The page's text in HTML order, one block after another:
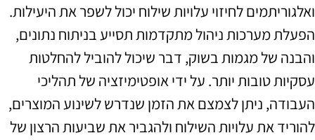
ואלגוריתמים לחיזוי עלויות שילוח יכול לשפר את היעילות.
הפעלת מערכות ניהול מתקדמות תסייע בניתוח נתונים,
והבנה של מגמות בשוק, דבר שיכול להוביל להחלטות
עסקיות טובות יותר. על ידי אופטימיזציה של תהליכי
העבודה, ניתן לצמצם את הזמן שנדרש לשינוע המוצרים,
להוריד את עלויות השילוח ולהגביר את שביעות הרצון של